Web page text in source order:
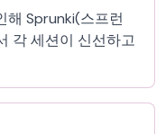
해 Sprunki(스프런
각 세션이 신선하고